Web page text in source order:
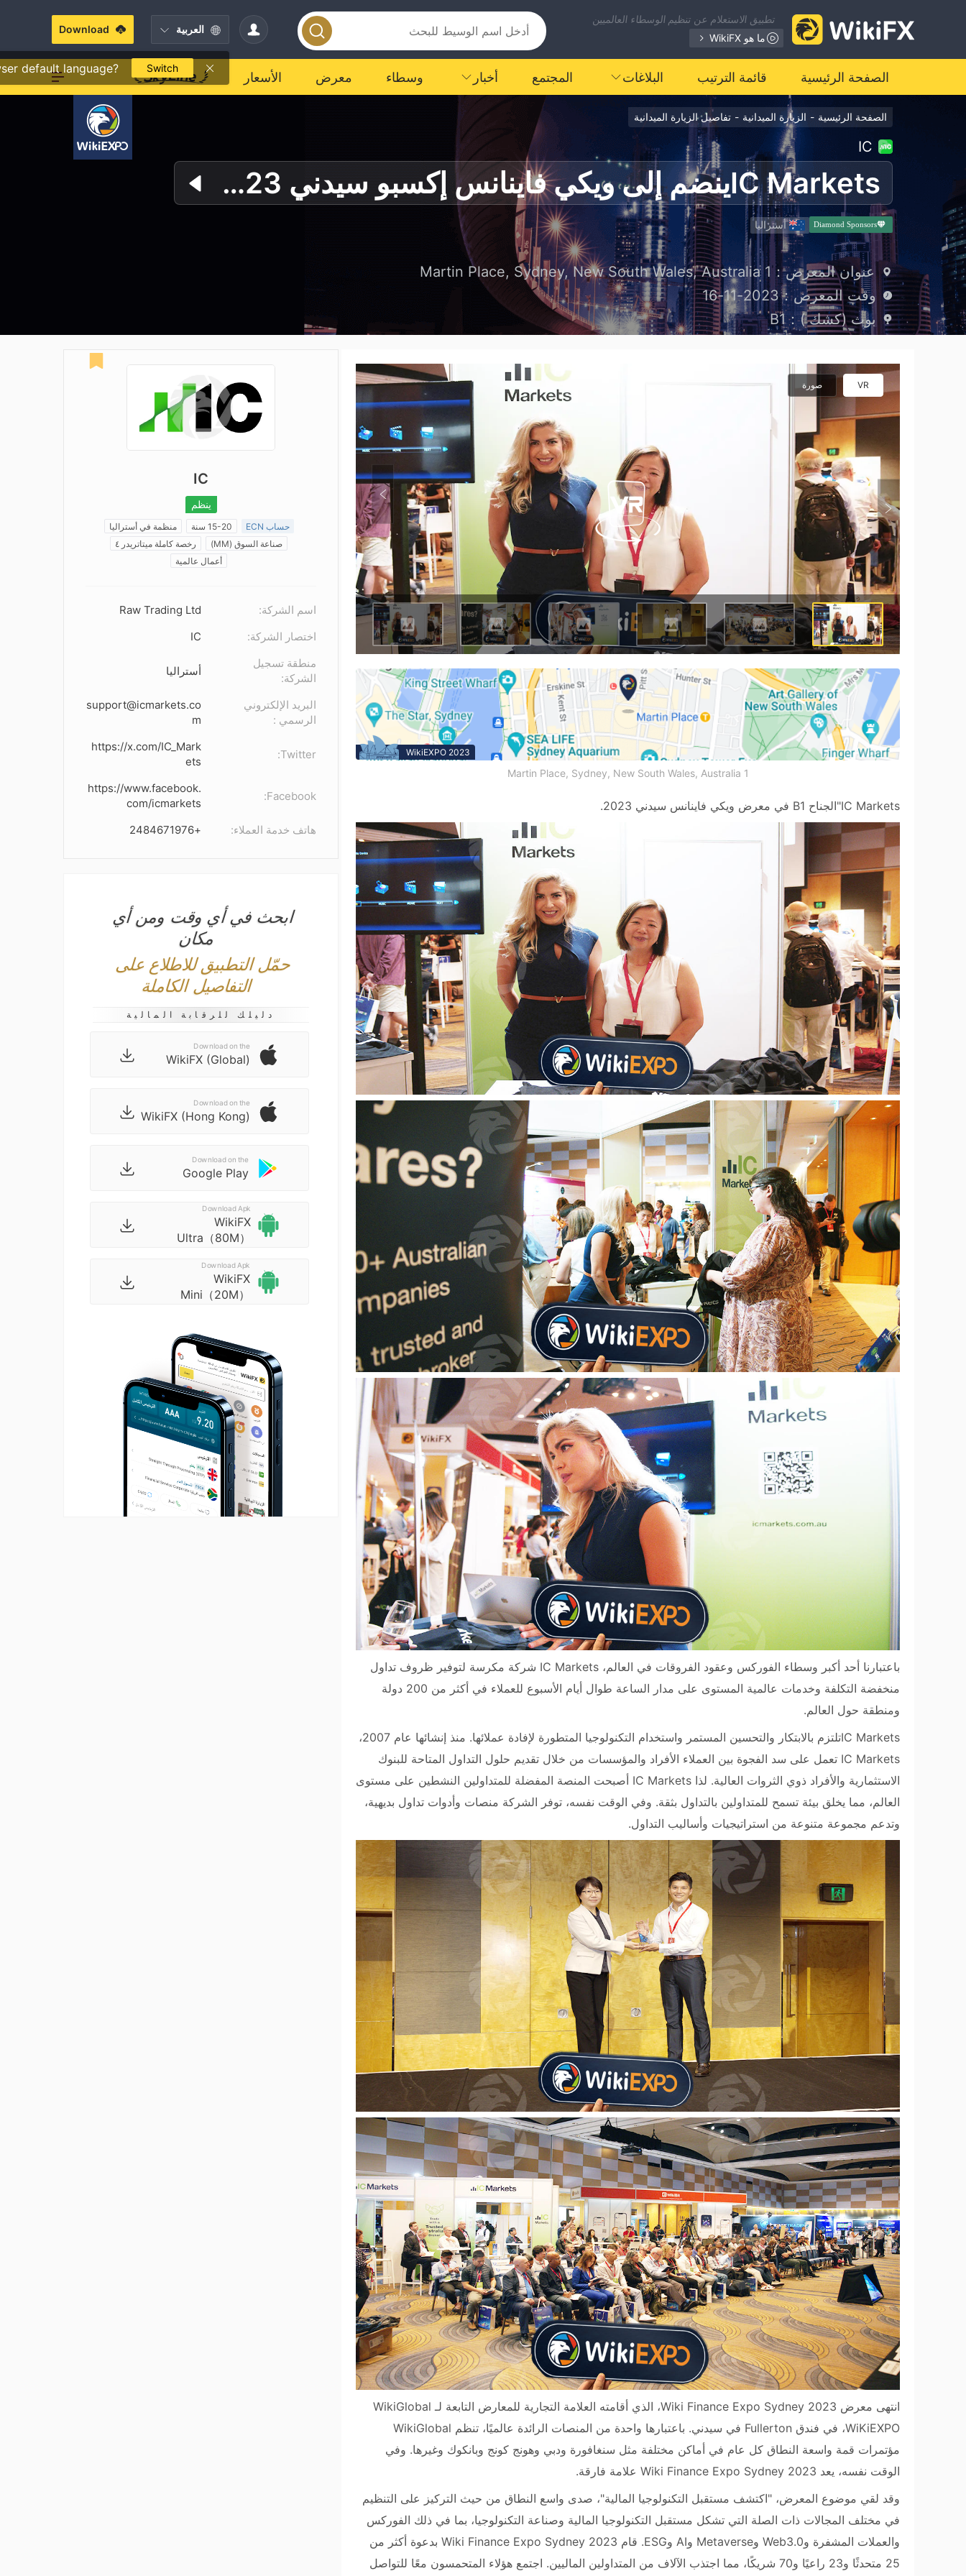
تطبيق الاستعلام عن تنظيم الوسطاء العالميين
ما هو WikiFX
العربية
default language? Switch
Download
الصفحة الرئيسية قائمة الترتيب البلاغات المجتمع أخبار وسطاء معرض الأسعار
الصفحة الرئيسية - الزيارة الميدانية - تفاصيل الزيارة الميدانية
IC
IC Marketsينضم إلى ويكي فاينانس إكسبو سيدني 2023
Diamond Sponsors أستراليا
عنوان المعرض：1 Martin Place, Sydney, New South Wales, Australia
وقت المعرض：2023-11-16
بوث (كشك )：B1
VR صورة
WikiEXPO 2023
1 Martin Place, Sydney, New South Wales, Australia
IC Markets"الجناح B1 في معرض ويكي فاينانس سيدني 2023.
باعتبارنا أحد أكبر وسطاء الفوركس وعقود الفروقات في العالم، IC Markets شركة مكرسة لتوفير ظروف تداول
منخفضة التكلفة وخدمات عالمية المستوى على مدار الساعة طوال أيام الأسبوع للعملاء في أكثر من 200 دولة
ومنطقة حول العالم.
IC Marketsتلتزم بالابتكار والتحسين المستمر واستخدام التكنولوجيا المتطورة لإفادة عملائها. منذ إنشائها عام 2007،
IC Markets تعمل على سد الفجوة بين العملاء الأفراد والمؤسسات من خلال تقديم حلول التداول المتاحة للبنوك
الاستثمارية والأفراد ذوي الثروات العالية. لذا IC Markets أصبحت المنصة المفضلة للمتداولين النشطين على مستوى
العالم، مما يخلق بيئة تسمح للمتداولين بالتداول بثقة. وفي الوقت نفسه، توفر الشركة منصات وأدوات تداول بديهية،
وتدعم مجموعة متنوعة من استراتيجيات وأساليب التداول.
انتهى معرض Wiki Finance Expo Sydney 2023، الذي أقامته العلامة التجارية للمعارض التابعة لـ WikiGlobal
WiKiEXPO، في فندق Fullerton في سيدني. باعتبارها واحدة من المنصات الرائدة عالميًا، تنظم WikiGlobal
مؤتمرات قمة واسعة النطاق كل عام في أماكن مختلفة مثل سنغافورة ودبي وهونج كونج وبانكوك وغيرها. وفي
الوقت نفسه، يعد Wiki Finance Expo Sydney 2023 علامة فارقة.
وقد لقي موضوع المعرض، "اكتشف مستقبل التكنولوجيا المالية"، صدى واسع النطاق من حيث التركيز على التنظيم
في مختلف المجالات ذات الصلة التي تشكل مستقبل التكنولوجيا المالية وصناعة التكنولوجيا، بما في ذلك الفوركس
والعملات المشفرة وWeb3.0 وMetaverse وAI وESG. قام Wiki Finance Expo Sydney 2023 بدعوة أكثر من
25 متحدثًا و23 راعيًا و70 شريكًا، مما اجتذب الآلاف من المتداولين الماليين. اجتمع هؤلاء المتحمسون معًا للتواصل
IC
ينظم
حساب ECN 15-20 سنة
منظمة في أستراليا
صناعة السوق (MM)
رخصة كاملة ميتاتريدر ٤
أعمال عالمية
اسم الشركة:
Raw Trading Ltd
اختصار الشركة:
IC
منطقة تسجيل
الشركة:
أستراليا
البريد الإلكتروني
الرسمي :
support@icmarkets.co
m
Twitter:
https://x.com/IC_Mark
ets
Facebook:
https://www.facebook.
com/icmarkets
هاتف خدمة العملاء:
+2484671976
ابحث في أي وقت ومن أي
مكان
حمّل التطبيق للاطلاع على
التفاصيل الكاملة
دليلك للرقابة المالية
Download on the
WikiFX (Global)
Download on the
WikiFX (Hong Kong)
Download on the
Google Play
Download Apk
WikiFX
Ultra（80M）
Download Apk
WikiFX
Mini（20M）